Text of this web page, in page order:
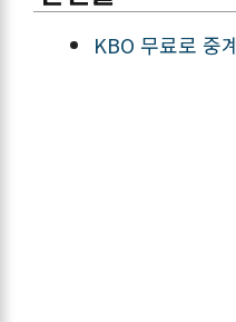
KBO 무료로 중